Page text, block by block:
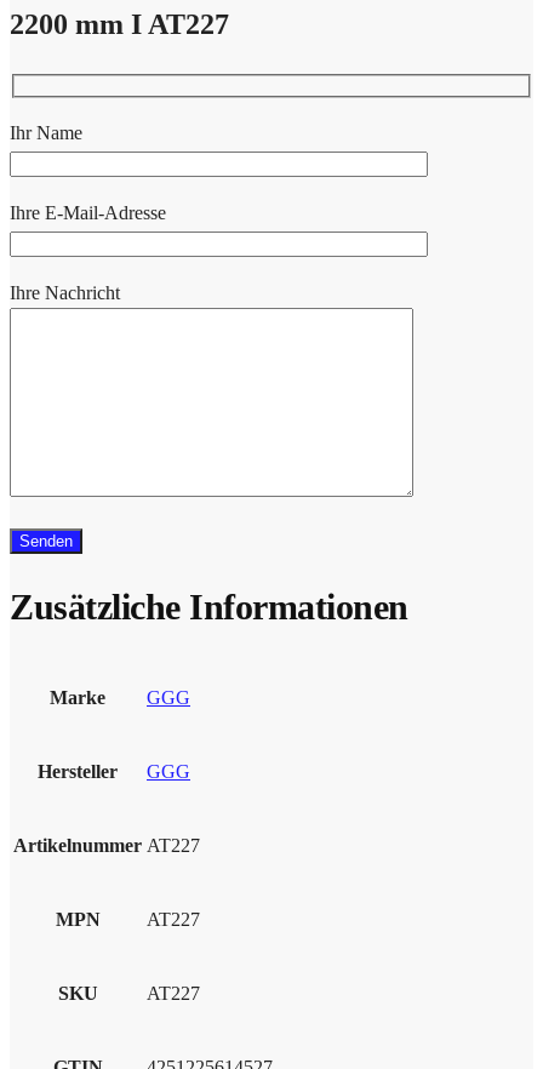
2200 mm I AT227
Ihr Name
Ihre E-Mail-Adresse
Ihre Nachricht
Zusätzliche Informationen
Marke GGG
Hersteller GGG
Artikelnummer AT227
MPN AT227
SKU AT227